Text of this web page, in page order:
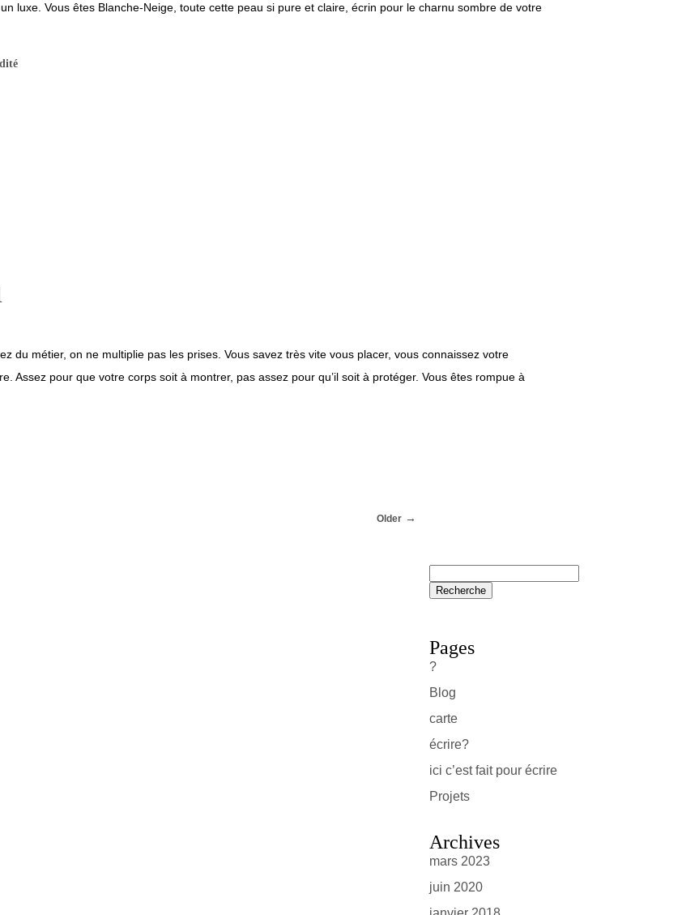
luxe. Vous êtes Blanche-Neige, toute cette peau si pure et claire, écrin pour le charnu sombre de votre
du métier, on ne multiplie pas les prises. Vous savez très vite vous placer, vous connaissez votre
Assez pour que votre corps soit à montrer, pas assez pour qu’il soit à protéger. Vous êtes rompue à
Older
Pages
?
Blog
carte
écrire?
ici c’est fait pour écrire
Projets
Archives
mars 2023
juin 2020